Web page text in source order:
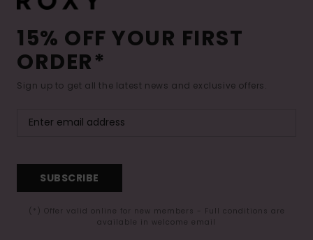
15% OFF YOUR FIRST
ORDER*
Sign up to get all the latest news and exclusive offers.
SUBSCRIBE
(*) Offer valid online for new members - Full conditions are
available in welcome email